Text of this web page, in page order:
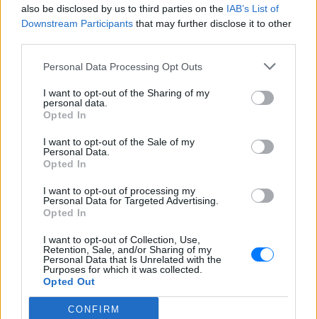
also be disclosed by us to third parties on the IAB’s List of
Downstream Participants that may further disclose it to other
Personal Data Processing Opt Outs
I want to opt-out of the Sharing of my
personal data.
Opted In
I want to opt-out of the Sale of my
Personal Data.
Opted In
I want to opt-out of processing my
Personal Data for Targeted Advertising.
Opted In
I want to opt-out of Collection, Use,
Retention, Sale, and/or Sharing of my
Personal Data that Is Unrelated with the
Purposes for which it was collected.
Opted Out
CONFIRM
εργασίες και εργαλεία (π.χ. μαχαίρια) για ωμά και
μαγειρεμένα τρόφιμα. Ακολουθήστε την ίδια
διαδικασία για τα κρέατα και τα υπόλοιπα τρόφιμα.